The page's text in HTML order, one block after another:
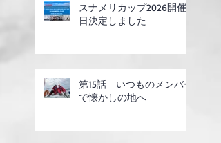
スナメリカップ2026開催
日決定しました
第15話 いつものメンバー
で懐かしの地へ